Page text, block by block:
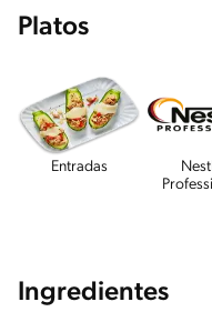
Platos
Entradas
Ingredientes